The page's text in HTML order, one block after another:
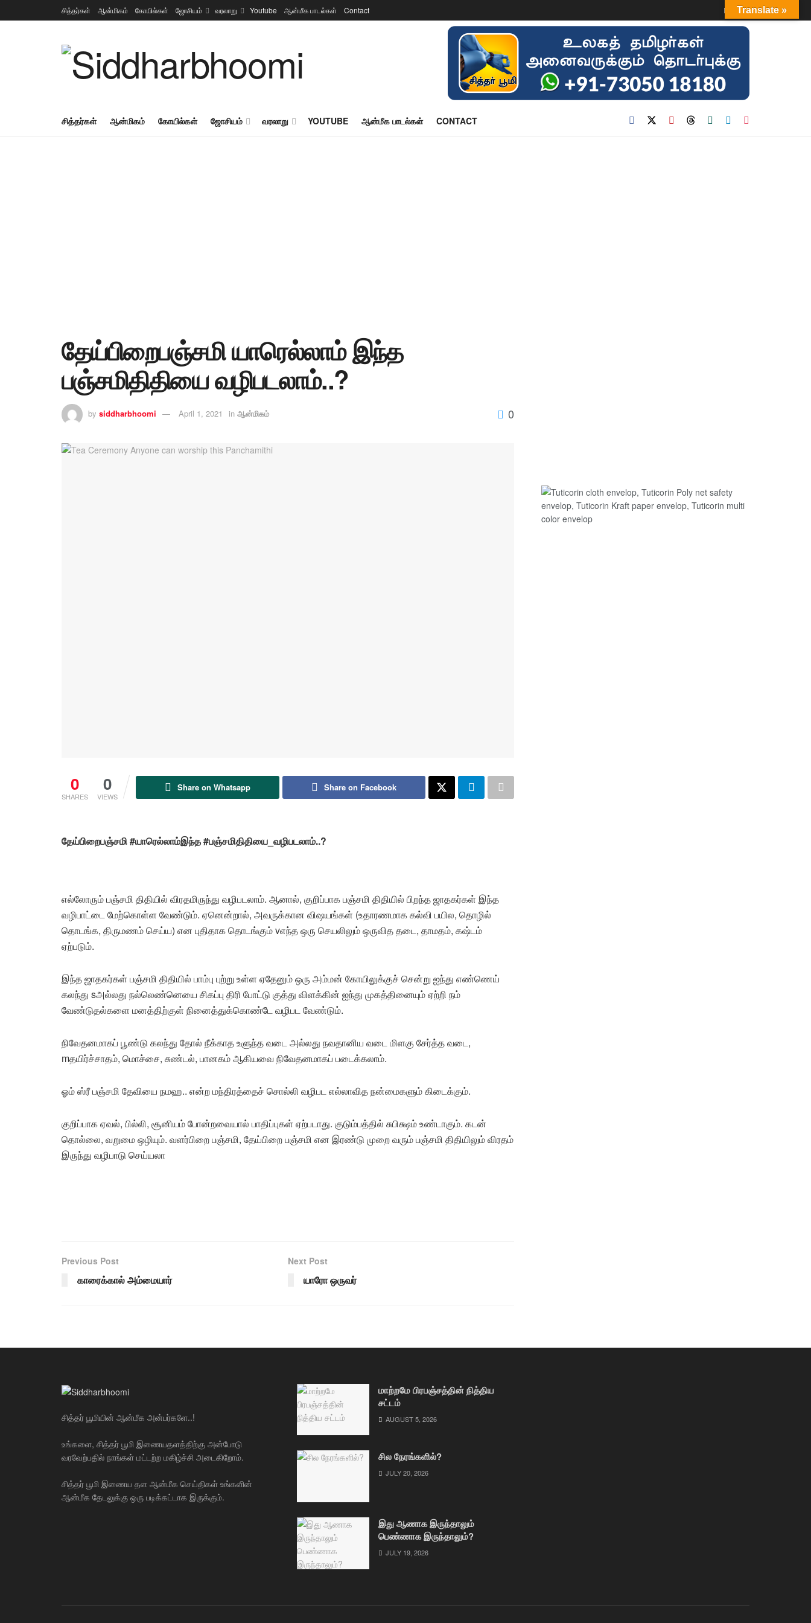
சித்தர்கள் ஆன்மிகம் கோயில்கள் ஜோசியம் வரலாறு Youtube ஆன்மீக பாடல்கள் Contact Login
சித்தர்கள் ஆன்மிகம் கோயில்கள் ஜோசியம் வரலாறு YOUTUBE ஆன்மீக பாடல்கள் CONTACT
தேய்பிறைபஞ்சமி யாரெல்லாம் இந்த
பஞ்சமிதிதியை வழிபடலாம்..?
by siddharbhoomi April 1, 2021 in ஆன்மிகம் 0
0
SHARES
0
VIEWS
Share on Whatsapp Share on Facebook
தேய்பிறைபஞ்சமி #யாரெல்லாம்இந்த #பஞ்சமிதிதியை_வழிபடலாம்..?
எல்லோரும் பஞ்சமி திதியில் விரதமிருந்து வழிபடலாம். ஆனால், குறிப்பாக பஞ்சமி திதியில் பிறந்த ஜாதகர்கள் இந்த
வழிபாட்டை மேற்கொள்ள வேண்டும். ஏனென்றால், அவருக்கான விஷயங்கள் (உதாரணமாக கல்வி பயில, தொழில்
தொடங்க, திருமணம் செய்ய) என புதிதாக தொடங்கும் vஎந்த ஒரு செயலிலும் ஒருவித தடை, தாமதம், கஷ்டம்
ஏற்படும்.
இந்த ஜாதகர்கள் பஞ்சமி திதியில் பாம்பு புற்று உள்ள ஏதேனும் ஒரு அம்மன் கோயிலுக்குச் சென்று ஐந்து எண்ணெய்
கலந்து sஅல்லது நல்லெண்னெயை சிகப்பு திரி போட்டு குத்து விளக்கின் ஐந்து முகத்தினையும் ஏற்றி நம்
வேண்டுதல்களை மனத்திற்குள் நினைத்துக்கொண்டே வழிபட வேண்டும்.
நிவேதனமாகப் பூண்டு கலந்து தோல் நீக்காத உளுந்த வடை அல்லது நவதானிய வடை மிளகு சேர்த்த வடை,
mதயிர்ச்சாதம், மொச்சை, சுண்டல், பானகம் ஆகியவை நிவேதனமாகப் படைக்கலாம்.
ஓம் ஸ்ரீ பஞ்சமி தேவியை நமஹ.. என்ற மந்திரத்தைச் சொல்லி வழிபட எல்லாவித நன்மைகளும் கிடைக்கும்.
குறிப்பாக ஏவல், பில்லி, சூனியம் போன்றவையால் பாதிப்புகள் ஏற்படாது. குடும்பத்தில் சுபிக்ஷம் உண்டாகும். கடன்
தொல்லை, வறுமை ஒழியும். வளர்பிறை பஞ்சமி, தேய்பிறை பஞ்சமி என இரண்டு முறை வரும் பஞ்சமி திதியிலும் விரதம்
இருந்து வழிபாடு செய்யலா
Previous Post
காரைக்கால் அம்மையார்
Next Post
யாரோ ஒருவர்
சித்தர் பூமியின் ஆன்மீக அன்பர்களே..!
உங்களை, சித்தர் பூமி இணையதளத்திற்கு அன்போடு
வரவேற்பதில் நாங்கள் மட்டற்ற மகிழ்ச்சி அடைகிறோம்.
சித்தர் பூமி இணைய தள ஆன்மீக செய்திகள் உங்களின்
ஆன்மீக தேடலுக்கு ஒரு படிக்கட்டாக இருக்கும்.
மாற்றமே பிரபஞ்சத்தின் நித்திய
சட்டம்
AUGUST 5, 2026
சில நேரங்களில்?
JULY 20, 2026
இது ஆணாக இருந்தாலும்
பெண்ணாக இருந்தாலும்?
JULY 19, 2026
Translate »